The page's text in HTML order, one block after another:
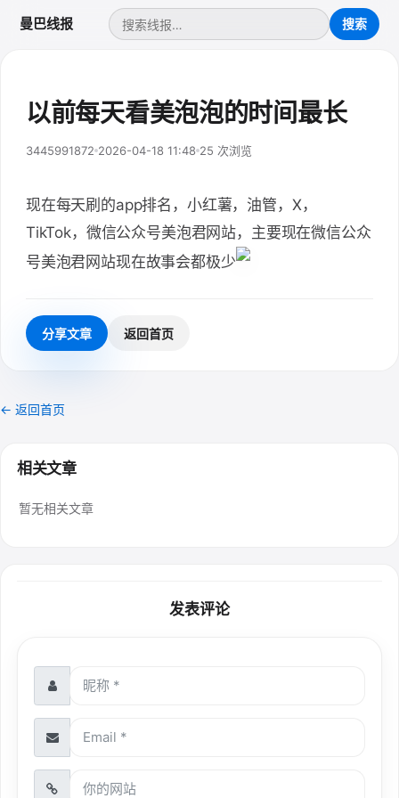
曼巴线报
以前每天看美泡泡的时间最长
3445991872 2026-04-18 11:48 25 次浏览
现在每天刷的app排名，小红薯，油管，X，
TikTok，微信公众号美泡君网站，主要现在微信公众
号美泡君网站现在故事会都极少
分享文章 返回首页
← 返回首页
相关文章
暂无相关文章
发表评论